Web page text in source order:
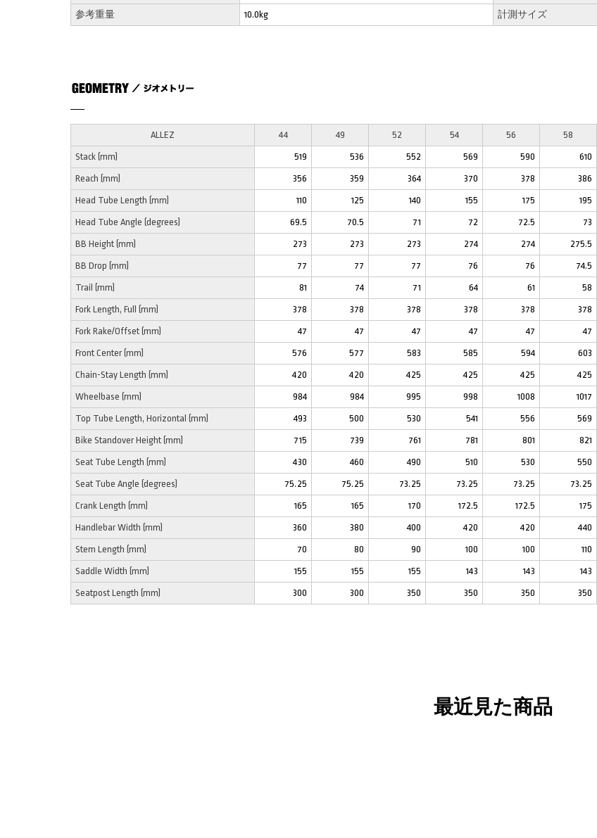
参考重量 10.0kg 計測サイズ
ALLEZ 44 49 52 54 56 58
Stack (mm) 519 536 552 569 590 610
Reach (mm) 356 359 364 370 378 386
Head Tube Length (mm) 110 125 140 155 175 195
Head Tube Angle (degrees) 69.5 70.5 71 72 72.5 73
BB Height (mm) 273 273 273 274 274 275.5
BB Drop (mm) 77 77 77 76 76 74.5
Trail (mm) 81 74 71 64 61 58
Fork Length, Full (mm) 378 378 378 378 378 378
Fork Rake/Offset (mm) 47 47 47 47 47 47
Front Center (mm) 576 577 583 585 594 603
Chain-Stay Length (mm) 420 420 425 425 425 425
Wheelbase (mm) 984 984 995 998 1008 1017
Top Tube Length, Horizontal (mm) 493 500 530 541 556 569
Bike Standover Height (mm) 715 739 761 781 801 821
Seat Tube Length (mm) 430 460 490 510 530 550
Seat Tube Angle (degrees) 75.25 75.25 73.25 73.25 73.25 73.25
Crank Length (mm) 165 165 170 172.5 172.5 175
Handlebar Width (mm) 360 380 400 420 420 440
Stem Length (mm) 70 80 90 100 100 110
Saddle Width (mm) 155 155 155 143 143 143
Seatpost Length (mm) 300 300 350 350 350 350
最近見た商品